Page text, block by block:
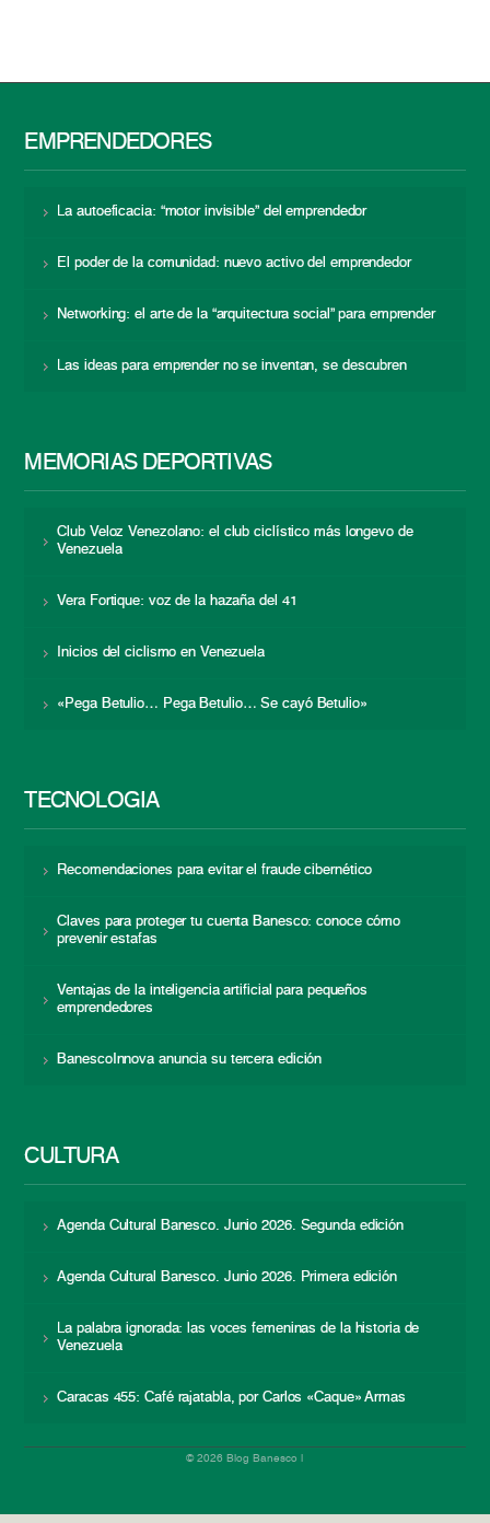
EMPRENDEDORES
La autoeficacia: “motor invisible” del emprendedor
El poder de la comunidad: nuevo activo del emprendedor
Networking: el arte de la “arquitectura social” para emprender
Las ideas para emprender no se inventan, se descubren
MEMORIAS DEPORTIVAS
Club Veloz Venezolano: el club ciclístico más longevo de
Venezuela
Vera Fortique: voz de la hazaña del 41
Inicios del ciclismo en Venezuela
«Pega Betulio… Pega Betulio… Se cayó Betulio»
TECNOLOGÍA
Recomendaciones para evitar el fraude cibernético
Claves para proteger tu cuenta Banesco: conoce cómo
prevenir estafas
Ventajas de la inteligencia artificial para pequeños
emprendedores
BanescoInnova anuncia su tercera edición
CULTURA
Agenda Cultural Banesco. Junio 2026. Segunda edición
Agenda Cultural Banesco. Junio 2026. Primera edición
La palabra ignorada: las voces femeninas de la historia de
Venezuela
Caracas 455: Café rajatabla, por Carlos «Caque» Armas
© 2026 Blog Banesco |